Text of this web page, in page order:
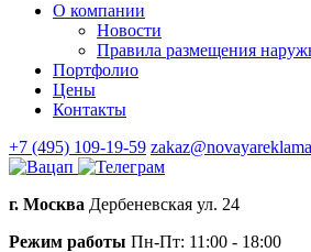
О компании
Новости
Правила размещения
Портфолио
Цены
Контакты
+7 (495) 109-19-59
г. Москва Дербеневская ул. 24
Режим работы Пн-Пт: 11:00 - 18:00